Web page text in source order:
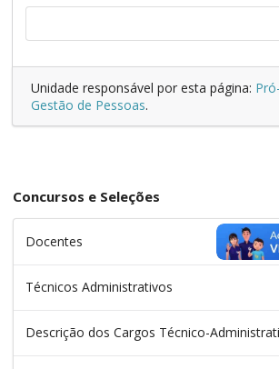
Unidade responsável por esta página:
Gestão de Pessoas.
Concursos e Seleções
Docentes
Técnicos Administrativos
Descrição dos Cargos Técnico-